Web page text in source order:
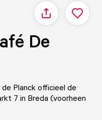
Delen
De
Planck officieel de
7 in Breda (voorheen